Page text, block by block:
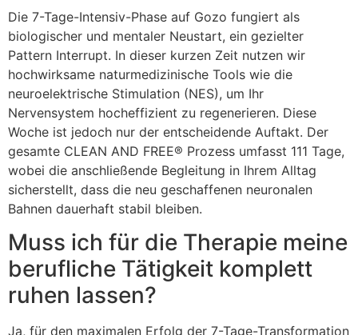
Die 7-Tage-Intensiv-Phase auf Gozo fungiert als
biologischer und mentaler Neustart, ein gezielter
Pattern Interrupt. In dieser kurzen Zeit nutzen wir
hochwirksame naturmedizinische Tools wie die
neuroelektrische Stimulation (NES), um Ihr
Nervensystem hocheffizient zu regenerieren. Diese
Woche ist jedoch nur der entscheidende Auftakt. Der
gesamte CLEAN AND FREE® Prozess umfasst 111 Tage,
wobei die anschließende Begleitung in Ihrem Alltag
sicherstellt, dass die neu geschaffenen neuronalen
Bahnen dauerhaft stabil bleiben.
Muss ich für die Therapie meine
berufliche Tätigkeit komplett
ruhen lassen?
Ja, für den maximalen Erfolg der 7-Tage-Transformation